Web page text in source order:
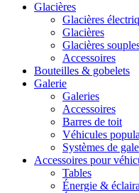
Glacières
Glacières
Glacières
Glacières
Accessoires
Bouteilles & gobelets
Galerie
Galeries
Accessoires
Barres de toit
Véhicules
Systèmes de
Accessoires pour
Tables
Énergie &